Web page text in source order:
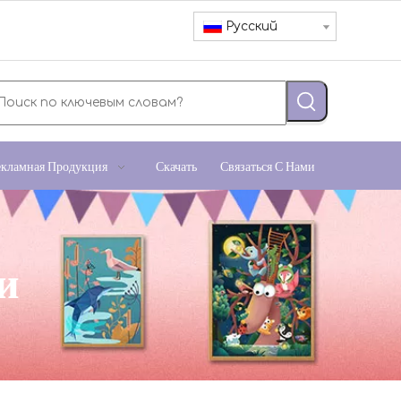
Pусский
Продукция Скачать Связаться С Нами